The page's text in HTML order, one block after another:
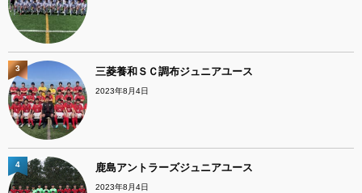
三菱養和ＳＣ調布ジュニアユース
2023年8月4日
3
鹿島アントラーズジュニアユース
2023年8月4日
4